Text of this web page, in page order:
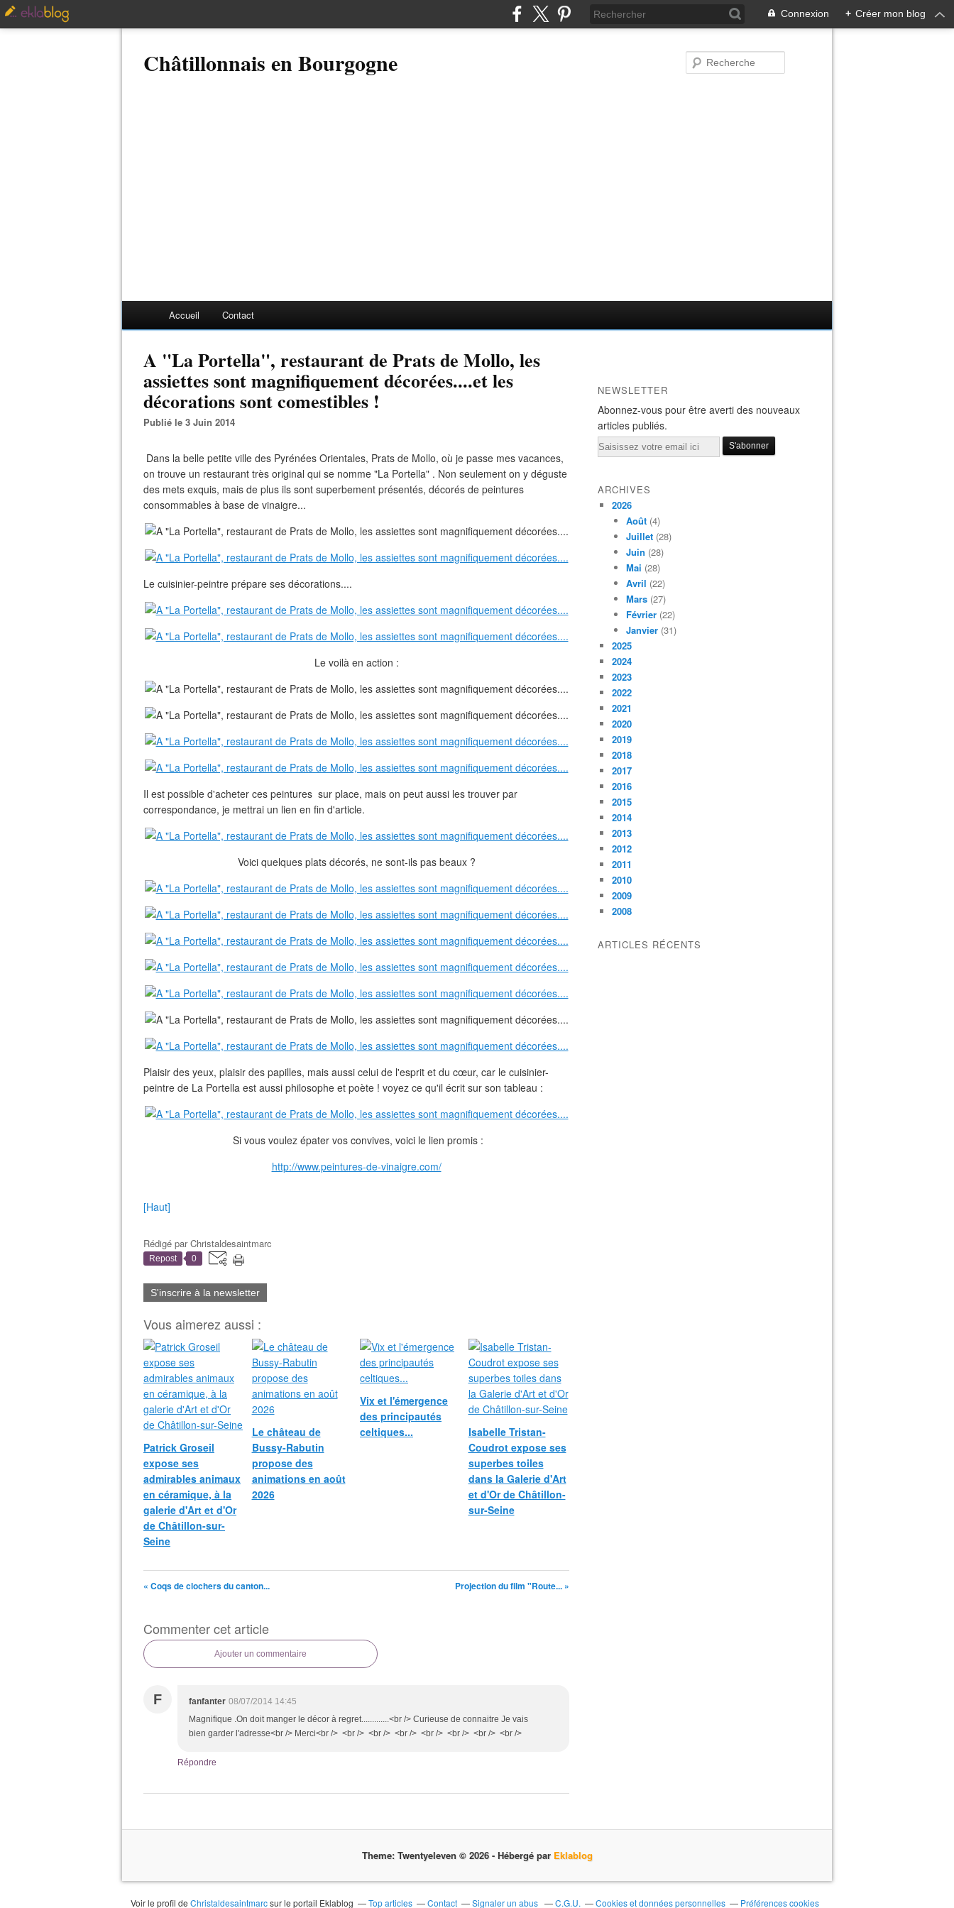
Connexion + Créer mon blog
Châtillonnais en Bourgogne
Accueil Contact
A "La Portella", restaurant de Prats de Mollo, les
assiettes sont magnifiquement décorées....et les
décorations sont comestibles !
Publié le 3 Juin 2014
Dans la belle petite ville des Pyrénées Orientales, Prats de Mollo, où je passe mes vacances,
on trouve un restaurant très original qui se nomme "La Portella" . Non seulement on y déguste
des mets exquis, mais de plus ils sont superbement présentés, décorés de peintures
consommables à base de vinaigre...
Le cuisinier-peintre prépare ses décorations....
Le voilà en action :
Il est possible d'acheter ces peintures sur place, mais on peut aussi les trouver par
correspondance, je mettrai un lien en fin d'article.
Voici quelques plats décorés, ne sont-ils pas beaux ?
Plaisir des yeux, plaisir des papilles, mais aussi celui de l'esprit et du cœur, car le cuisinier-
peintre de La Portella est aussi philosophe et poète ! voyez ce qu'il écrit sur son tableau :
Si vous voulez épater vos convives, voici le lien promis :
http://www.peintures-de-vinaigre.com/
[Haut]
Rédigé parChristaldesaintmarc
Repost 0
S'inscrire à la newsletter
Vous aimerez aussi :
Patrick Groseil
expose ses
admirables animaux
en céramique, à la
galerie d'Art et d'Or
de Châtillon-sur-
Seine
Le château de
Bussy-Rabutin
propose des
animations en août
2026
Vix et l'émergence
des principautés
celtiques...
Isabelle Tristan-
Coudrot expose ses
superbes toiles
dans la Galerie d'Art
et d'Or de Châtillon-
sur-Seine
« Coqs de clochers du canton... Projection du film "Route... »
Commenter cet article
Ajouter un commentaire
F fanfanter 08/07/2014 14:45
Magnifique .On doit manger le décor à regret.............<br /> Curieuse de connaitre Je vais
bien garder l'adresse<br /> Merci<br /> <br /> <br /> <br /> <br /> <br /> <br /> <br />
Répondre
NEWSLETTER
Abonnez-vous pour être averti des nouveaux
articles publiés.
Email
ARCHIVES
2026
Août (4)
Juillet (28)
Juin (28)
Mai (28)
Avril (22)
Mars (27)
Février (22)
Janvier (31)
2025
2024
2023
2022
2021
2020
2019
2018
2017
2016
2015
2014
2013
2012
2011
2010
2009
2008
ARTICLES RÉCENTS
Theme: Twentyeleven © 2026 - Hébergé par Eklablog
Voir le profil de Christaldesaintmarcsur le portail Eklablog Top articles Contact Signaler un abus C.G.U. Cookies et données personnelles Préférences cookies